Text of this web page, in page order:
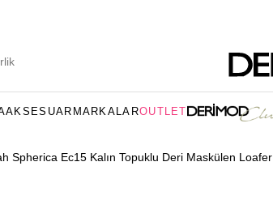
AKSESUAR MARKALAROUTLET
Spherica Ec15 Kalın Topuklu Deri Maskülen Loafer